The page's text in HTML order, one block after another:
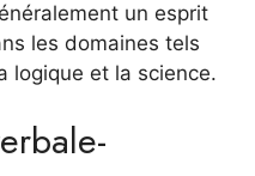
un esprit
les domaines tels
logique et la science.